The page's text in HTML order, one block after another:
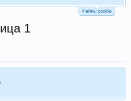
Файлы cookie
1